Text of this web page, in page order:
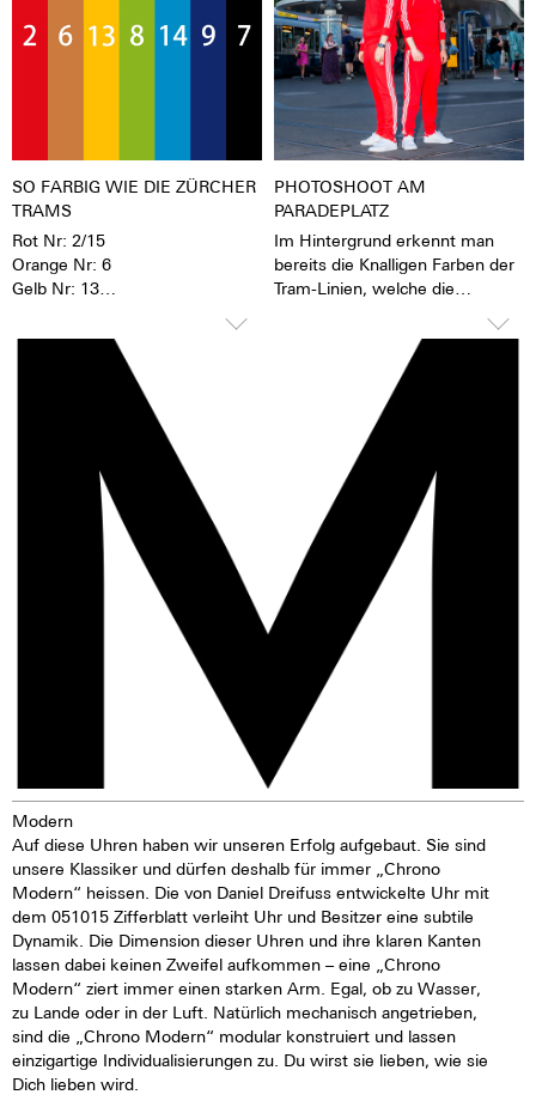
beschrifteten Rotor wird jede
Uhr zu einem hochemotionalen
über mehrere Stunden wieder
ab. Das verleiht der Uhr eine
extrem gute Lesbarkeit auch im
Dunklen.
SO FARBIG WIE DIE ZÜRCHER
TRAMS
Rot Nr: 2/15
Orange Nr: 6
Gelb Nr: 13
Tiffany Nr: 14
Dunkelblau Nr: 9
PHOTOSHOOT AM
PARADEPLATZ
Im Hintergrund erkennt man
bereits die Knalligen Farben der
Tram-Linien, welche die
Date Kollektion legt.
Modern
Auf diese Uhren haben wir unseren Erfolg aufgebaut. Sie sind
unsere Klassiker und dürfen deshalb für immer „Chrono
Modern“ heissen. Die von Daniel Dreifuss entwickelte Uhr mit
dem 051015 Zifferblatt verleiht Uhr und Besitzer eine subtile
Dynamik. Die Dimension dieser Uhren und ihre klaren Kanten
lassen dabei keinen Zweifel aufkommen – eine „Chrono
Modern“ ziert immer einen starken Arm. Egal, ob zu Wasser,
zu Lande oder in der Luft. Natürlich mechanisch angetrieben,
sind die „Chrono Modern“ modular konstruiert und lassen
einzigartige Individualisierungen zu. Du wirst sie lieben, wie sie
Dich lieben wird.